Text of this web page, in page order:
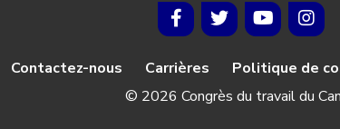
Contactez-nous Carrières Politique de
© 2026 Congrès du travail du